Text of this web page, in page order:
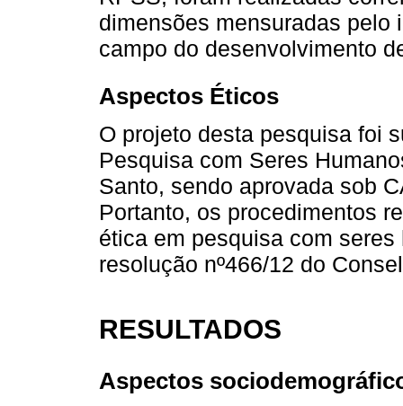
dimensões mensuradas pelo
campo do desenvolvimento
Aspectos Éticos
O projeto desta pesquisa foi
Pesquisa com Seres
Santo, sendo aprovada sob
Portanto, os procedimentos
ética em pesquisa com
resolução nº466/12 do
RESULTADOS
Aspectos